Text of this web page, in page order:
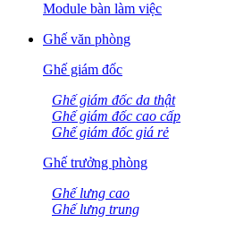
Module bàn làm việc
Ghế văn phòng
Ghế giám đốc
Ghế giám đốc da thật
Ghế giám đốc cao cấp
Ghế giám đốc giá rẻ
Ghế trưởng phòng
Ghế lưng cao
Ghế lưng trung